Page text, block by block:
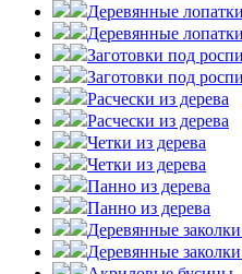
Деревянные
Деревянные
Заготовки под
Заготовки под
Расчески из дерева
Расчески из дерева
Четки из дерева
Четки из дерева
Панно из дерева
Панно из дерева
Деревянные
Деревянные